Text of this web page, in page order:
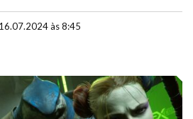
16.07.2024 às 8:45